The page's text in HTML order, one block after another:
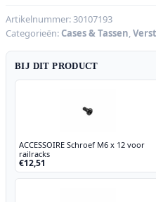
5U,
24cm
diep,
zwart
aantal
Artikelnummer:30107193
Categorieën: Cases & Tassen,
BIJ DIT PRODUCT
ACCESSOIRE Schroef M6 x 12 voor
railracks
€12,51